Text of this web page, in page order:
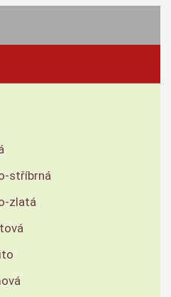
stříbrná
zlatá